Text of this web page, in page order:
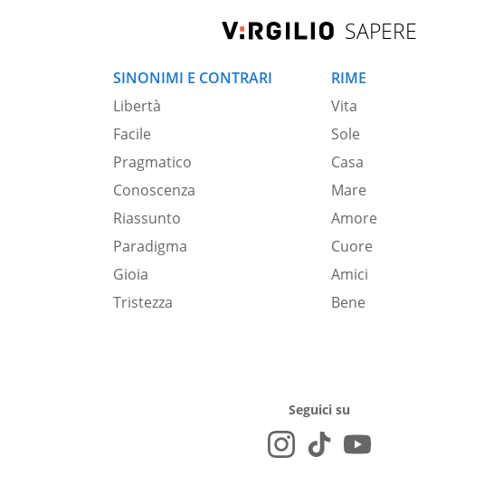
SAPERE
SINONIMI E CONTRARI
Libertà
Facile
Pragmatico
Conoscenza
Riassunto
Paradigma
Gioia
Tristezza
RIME
Vita
Sole
Casa
Mare
Amore
Cuore
Amici
Bene
Seguici su